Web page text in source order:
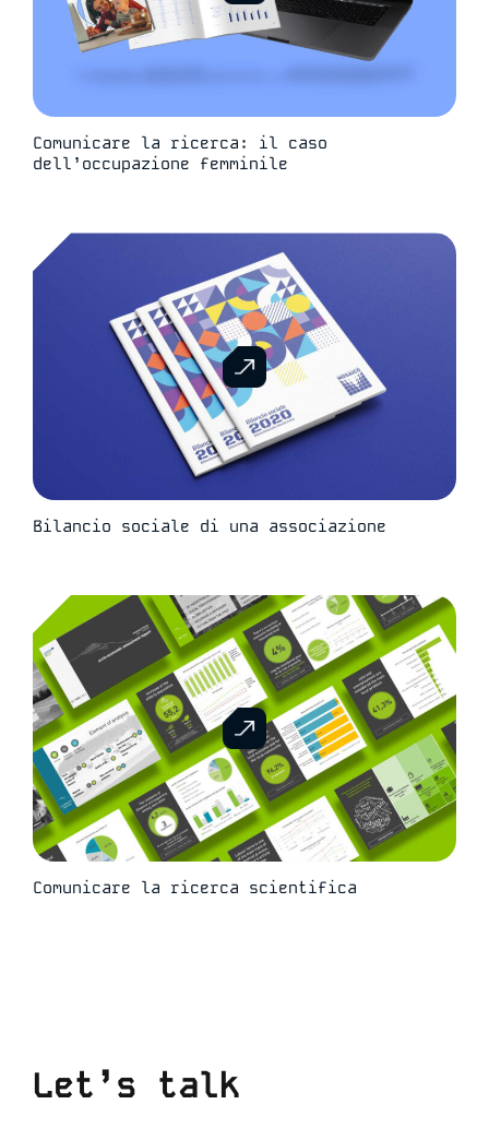
Comunicare la ricerca: il caso
dell’occupazione femminile
Bilancio sociale di una associazione
Comunicare la ricerca scientifica
Let’s talk